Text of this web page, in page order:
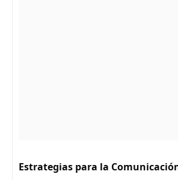
Estrategias para la